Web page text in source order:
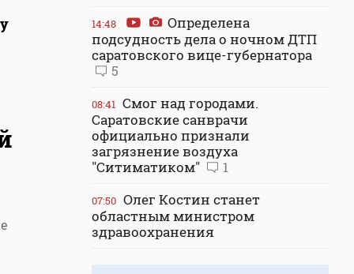
14:48
Определена
подсудность дела о ночном ДТП
саратовского вице-губернатора
5
08:41 Смог над городами.
Саратовские санврачи
официально признали
загрязнение воздуха
"Ситиматиком"
1
07:50 Олег Костин станет
областным министром
здравоохранения